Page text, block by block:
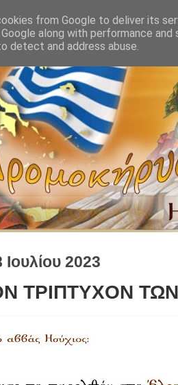
2023
ΤΡΙΠΤΥΧΟΝ
from Google to deliver its
along with performance
detect and address abuse.